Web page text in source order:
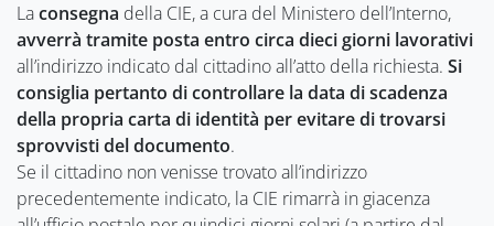
Laconsegna della CIE, a cura del Ministero dell’Interno,
avverrà tramite posta entro circa dieci giorni lavorativi
all’indirizzo indicato dal cittadino all’atto della richiesta. Si
consiglia pertanto di controllare la data di scadenza
della propria carta di identità per evitare di trovarsi
sprovvisti del documento.
Se il cittadino non venisse trovato all’indirizzo
precedentemente indicato, la CIE rimarrà in giacenza